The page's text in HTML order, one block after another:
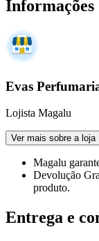
Informações
Evas
Lojista Magalu
Ver mais sobre a loja
Magalu
Devolução
produto.
Entrega e